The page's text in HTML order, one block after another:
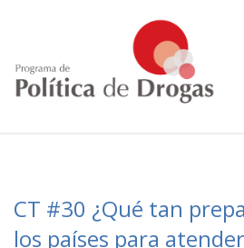
CT #30 ¿Qué tan
los países para